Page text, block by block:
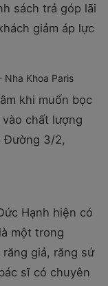
sách trả góp lãi
giảm áp lực
Khoa Paris
khi muốn bọc
chất lượng
Đường 3/2,
Hạnh hiện có
một trong
giả, răng sứ
sĩ có chuyên